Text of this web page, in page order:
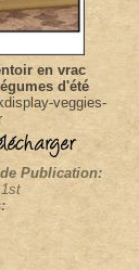
en vrac
d'été
veggies-
Publication: